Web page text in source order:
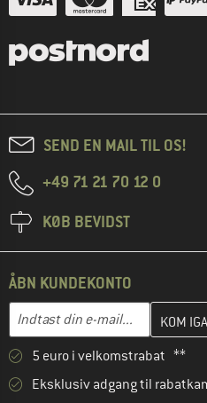
SEND EN MAIL TIL OS!
+49 71 21 70 12 0
KØB BEVIDST
ÅBN KUNDEKONTO
E-mail-adresse
Indtast din e-mailadresse her,
5 euro i velkomstrabat **
Eksklusiv adgang til